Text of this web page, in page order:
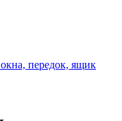
передок, ящик